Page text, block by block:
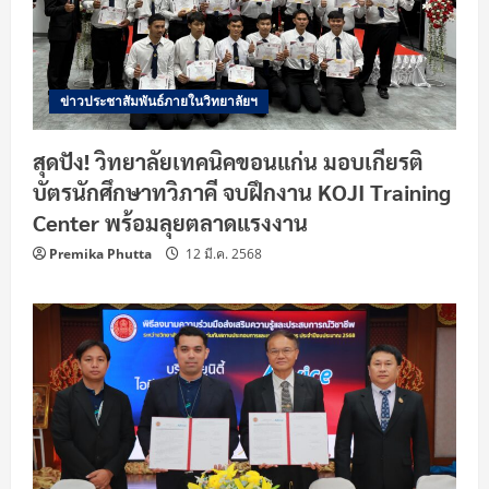
ข่าวประชาสัมพันธ์ภายในวิทยาลัยฯ
สุดปัง! วิทยาลัยเทคนิคขอนแก่น มอบเกียรติ
บัตรนักศึกษาทวิภาคี จบฝึกงาน KOJI Training
Center พร้อมลุยตลาดแรงงาน
Premika Phutta 12 มี.ค. 2568